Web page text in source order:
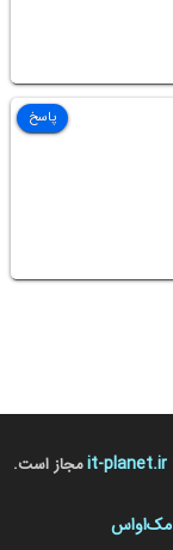
پاسخ
it-planet.irمجاز است.
مک‌او‌اس